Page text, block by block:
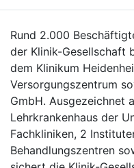
Rund 2.000
der Klinik-Gesellschaft
dem Klinikum
Versorgungszentrum
GmbH. Ausgezeichnet
Lehrkrankenhaus der
Fachkliniken, 2
Behandlungszentren